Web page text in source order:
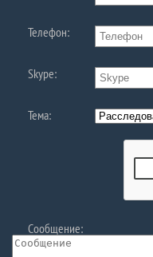
Телефон:
Skype:
Тема:
Сообщение: